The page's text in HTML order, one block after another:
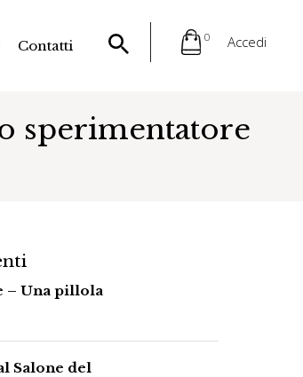
Contatti
0 Accedi
sperimentatore
– Una pillola
Salone del